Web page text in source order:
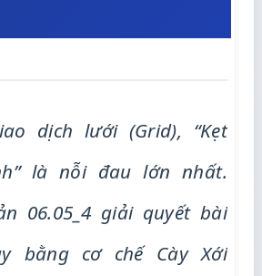
dịch lưới (Grid), “Kẹt
là nỗi đau lớn nhất.
06.05_4 giải quyết bài
bằng cơ chế Cày Xới